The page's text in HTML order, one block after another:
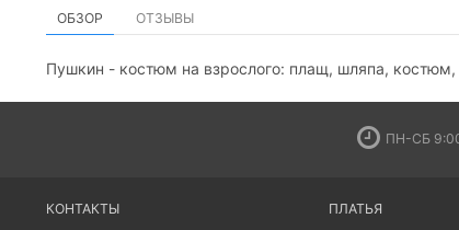
ОБЗОР ОТЗЫВЫ
Пушкин - костюм на взрослого: плащ, шляпа,
ПН-СБ
КОНТАКТЫ ПЛАТЬЯ